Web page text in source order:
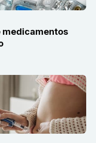
medicamentos